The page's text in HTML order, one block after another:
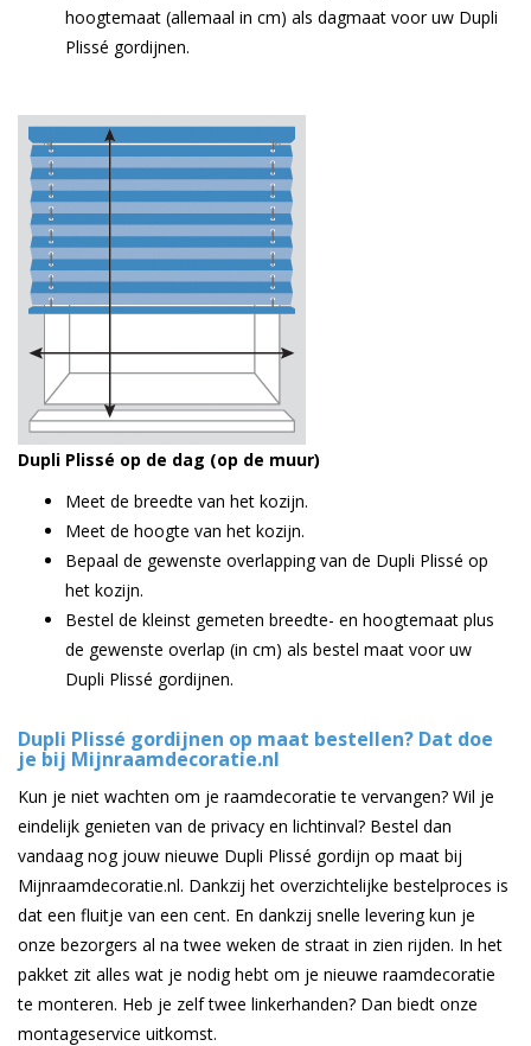
hoogtemaat (allemaal in cm) als dagmaat voor uw Dupli
Plissé gordijnen.
Dupli Plissé op de dag (op de muur)
Meet de breedte van het kozijn.
Meet de hoogte van het kozijn.
Bepaal de gewenste overlapping van de Dupli Plissé op
het kozijn.
Bestel de kleinst gemeten breedte- en hoogtemaat plus
de gewenste overlap (in cm) als bestel maat voor uw
Dupli Plissé gordijnen.
Dupli Plissé gordijnen op maat bestellen? Dat doe
je bij Mijnraamdecoratie.nl
Kun je niet wachten om je raamdecoratie te vervangen? Wil je
eindelijk genieten van de privacy en lichtinval? Bestel dan
vandaag nog jouw nieuwe Dupli Plissé gordijn op maat bij
Mijnraamdecoratie.nl. Dankzij het overzichtelijke bestelproces is
dat een fluitje van een cent. En dankzij snelle levering kun je
onze bezorgers al na twee weken de straat in zien rijden. In het
pakket zit alles wat je nodig hebt om je nieuwe raamdecoratie
te monteren. Heb je zelf twee linkerhanden? Dan biedt onze
montageservice uitkomst.